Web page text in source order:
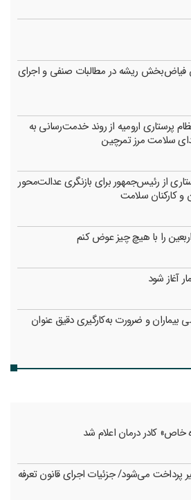
فیاض‌بخش ریشه در مطالبات صنفی و اجرای
پرستاری ارومیه از روند خدمت‌رسانی به
سلامت مرز تمرچین
از رئیس‌جمهور برای بازنگری عدالت‌محور
و کارکنان سلامت
را با هیچ چیز عوض کنم
آغاز شود
و ضرورت به‌کارگیری دقیق عنوان
خاص» کادر درمان اعلام شد
با 6 ماه تاخیر پرداخت می‌شود/ جزئیات اجرای قانون تعرفه